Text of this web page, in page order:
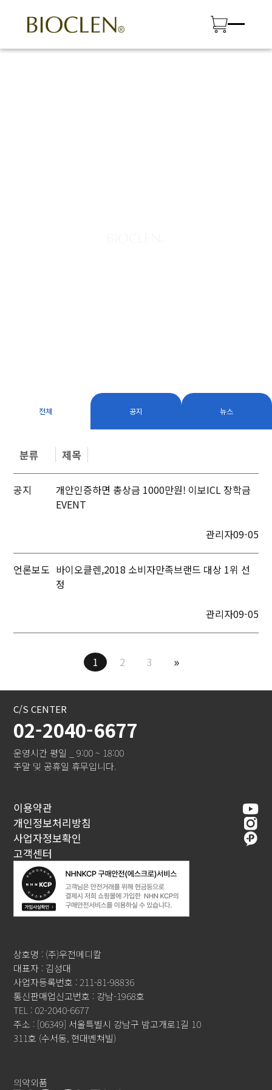
전체 공지 뉴스
분류 제목
공지
개안인증하면 총상금 1000만원! 이보ICL 장학금
EVENT
관리자09-05
언론보도 바이오클렌,2018 소비자만족브랜드 대상 1위 선
정
관리자09-05
1 2 3 »
C/S CENTER
02-2040-6677
운영시간 평일 _ 9:00 ~ 18:00
주말 및 공휴일 휴무입니다.
이용약관
개인정보처리방침
사업자정보확인
고객센터
상호명 : (주)우전메디칼
대표자 : 김성대
사업자등록번호 : 211-81-98836
통신판매업신고번호 : 강남-1968호
TEL : 02-2040-6677
주소 : [06349] 서울특별시 강남구 밤고개로1길 10
311호 (수서동, 현대벤쳐빌)
의약외품